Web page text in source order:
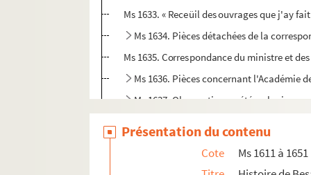
Ms 1633. « Receüil des ouvrages que j'ay
Ms 1634. Pièces détachées de la
Ms 1635. Correspondance du ministre et
Ms 1636. Pièces concernant l'Académie
Ms 1637. Observations météorologiques
Présentation du contenu
Cote
Ms 1611 à 1651